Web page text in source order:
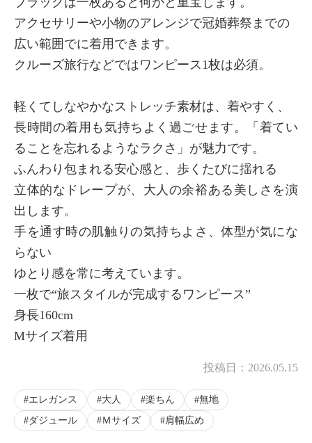
アクセサリーや小物のアレンジで冠婚葬祭までの
広い範囲でに着用できます。
クルーズ旅行などではワンピース1枚は必須。
軽くてしなやかなストレッチ素材は、着やすく、
長時間の着用も気持ちよく過ごせます。「着てい
ることを忘れるようなラクさ」が魅力です。
ふんわり包まれる安心感と、歩くたびに揺れる
立体的なドレープが、大人の余裕ある美しさを演
出します。
手を通す時の肌触りの気持ちよさ、体型が気にな
らない
ゆとり感を常に考えています。
一枚で“旅スタイルが完成するワンピース”
身長160cm
Mサイズ着用
投稿日： 2026.05.15
エレガンス 大人 楽ちん
無地
ダジュール
Ｍサイズ 肩幅広め